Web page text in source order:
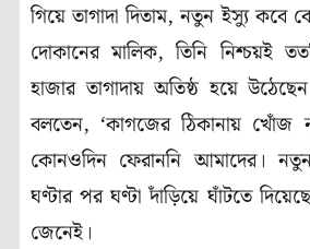
গিয়ে তাগাদা দিতাম, নতুন ইস্যু কবে
দোকানের মালিক, তিনি নিশ্চয়ই
হাজার তাগাদায় অতিষ্ঠ হয়ে
বলতেন, ‘কাগজের ঠিকানায় খোঁজ
কোনওদিন ফেরাননি আমাদের।
ঘণ্টার পর ঘণ্টা দাঁড়িয়ে ঘাঁটতে
জেনেই।